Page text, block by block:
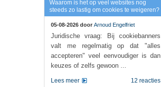
Waarom is het op veel websites nog
steeds zo lastig om cookies te weigeren?
05-08-2026 door Arnoud Engelfriet
Juridische vraag: Bij cookiebanners
valt me regelmatig op dat "alles
accepteren" veel eenvoudiger is dan
keuzes of zelfs gewoon ...
12 reacties
Lees meer